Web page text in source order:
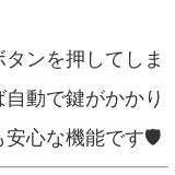
ンを押してしま
動で鍵がかかり
安心な機能です🛡️